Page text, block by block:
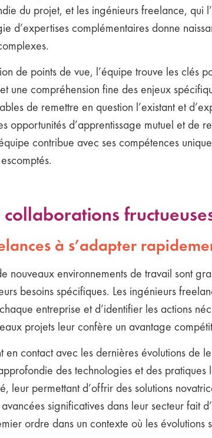
du projet, et les ingénieurs freelance, qui
d’expertises complémentaires donne
de points de vue, l’équipe trouve les clés
une compréhension fine des enjeux
de remettre en question l’existant et
opportunités d’apprentissage mutuel et de
contribue avec ses compétences
à s’adapter
nouveaux environnements de travail sont
besoins spécifiques. Les ingénieurs
entreprise et d’identifier les actions
projets leur confère un avantage
contact avec les dernières évolutions de
des technologies et des
leur permettant d’offrir des solutions
significatives dans leur secteur fait
ordre dans un contexte où les évolutions